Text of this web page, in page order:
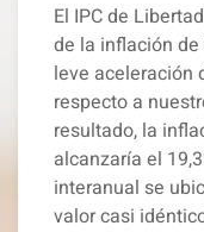
El IPC de
de la inflación de
leve aceleración
respecto a
resultado, la
alcanzaría el
interanual se
valor casi